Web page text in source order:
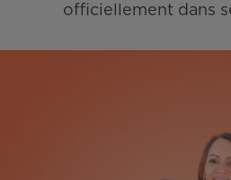
officiellement dans